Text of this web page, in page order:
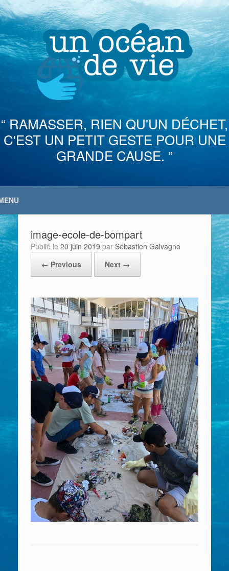
Skip
to
content
“ RAMASSER, RIEN QU'UN DÉCHET,
C'EST UN PETIT GESTE POUR UNE
GRANDE CAUSE. ”
image-ecole-de-bompart
Publié le 20 juin 2019 par Sébastien Galvagno
← Previous
Next →